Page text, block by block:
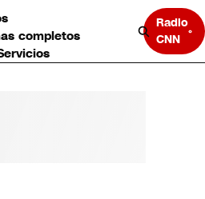
completos
Radio
CNN